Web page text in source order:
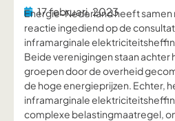
17 februari, 2023
Energie-Nederland heeft samen
reactie ingediend op de
inframarginale
Beide verenigingen staan achter
groepen door de overheid
de hoge energieprijzen. Echter,
inframarginale
complexe belastingmaatregel,